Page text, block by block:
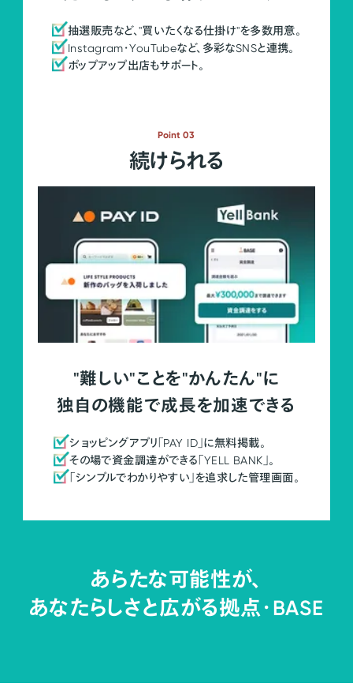
抽選販売など、"買いたくなる仕掛け"を多数用意。
Instagram・YouTubeなど、多彩なSNSと連携。
ポップアップ出店もサポート。
Point 03
続けられる
"難しい"ことを"かんたん"に
独自の機能で成長を加速できる
ショッピングアプリ「PAY ID」に無料掲載。
その場で資金調達ができる「YELL BANK」。
「シンプルでわかりやすい」を追求した管理画面。
あらたな可能性が、
あなたらしさと広がる拠点・BASE